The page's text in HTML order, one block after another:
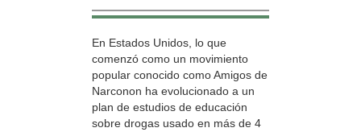
En Estados Unidos, lo que
comenzó como un movimiento
popular conocido como Amigos de
Narconon ha evolucionado a un
plan de estudios de educación
sobre drogas usado en más de 4